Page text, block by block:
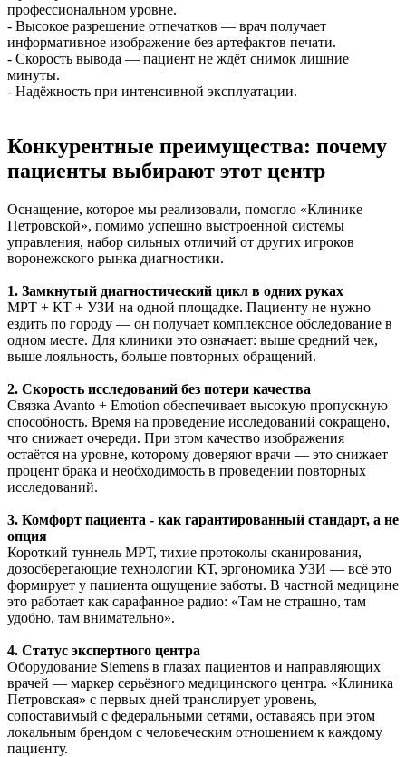
профессиональном уровне.
- Высокое разрешение отпечатков — врач получает
информативное изображение без артефактов печати.
- Скорость вывода — пациент не ждёт снимок лишние
минуты.
- Надёжность при интенсивной эксплуатации.
Конкурентные преимущества: почему
пациенты выбирают этот центр
Оснащение, которое мы реализовали, помогло «Клинике
Петровской», помимо успешно выстроенной системы
управления, набор сильных отличий от других игроков
воронежского рынка диагностики.
1. Замкнутый диагностический цикл в одних руках
МРТ + КТ + УЗИ на одной площадке. Пациенту не нужно
ездить по городу — он получает комплексное обследование в
одном месте. Для клиники это означает: выше средний чек,
выше лояльность, больше повторных обращений.
2. Скорость исследований без потери качества
Связка Avanto + Emotion обеспечивает высокую пропускную
способность. Время на проведение исследований сокращено,
что снижает очереди. При этом качество изображения
остаётся на уровне, которому доверяют врачи — это снижает
процент брака и необходимость в проведении повторных
исследований.
3. Комфорт пациента - как гарантированный стандарт, а не
опция
Короткий туннель МРТ, тихие протоколы сканирования,
дозосберегающие технологии КТ, эргономика УЗИ — всё это
формирует у пациента ощущение заботы. В частной медицине
это работает как сарафанное радио: «Там не страшно, там
удобно, там внимательно».
4. Статус экспертного центра
Оборудование Siemens в глазах пациентов и направляющих
врачей — маркер серьёзного медицинского центра. «Клиника
Петровская» с первых дней транслирует уровень,
сопоставимый с федеральными сетями, оставаясь при этом
локальным брендом с человеческим отношением к каждому
пациенту.